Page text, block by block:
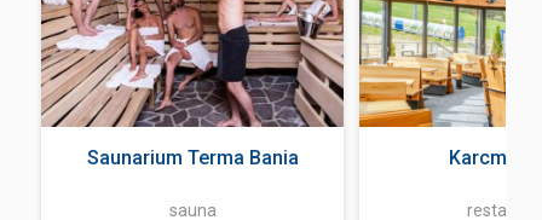
Saunarium Terma Bania
sauna
Karcma